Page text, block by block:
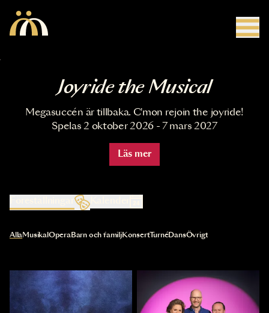
Joyride the Musical
Megasuccén är tillbaka. C'mon rejoin the joyride!
Spelas 2 oktober 2026 - 7 mars 2027
Läs mer
Kalender
Val av kategori uppdaterar innehållet automatiskt
AllaMusikal OperaBarn och familjKonsertTurnéDansÖvrigt